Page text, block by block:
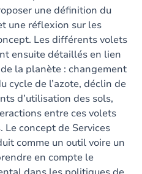
une définition du
une réflexion sur les
Les différents volets
ensuite détaillés en lien
la planète : changement
cycle de l’azote, déclin de
d’utilisation des sols,
entre ces volets
concept de Services
comme un outil voire un
en compte le